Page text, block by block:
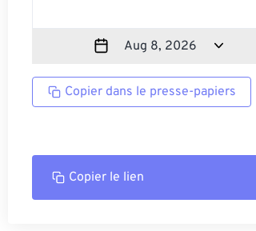
Copier dans le presse-papiers
Copier le lien